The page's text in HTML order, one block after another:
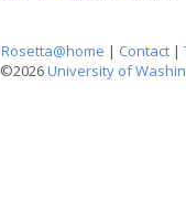
Rosetta@home | Contact |
©2026University of